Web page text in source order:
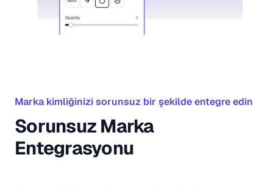
Marka kimliğinizi sorunsuz bir şekilde entegre edin
Sorunsuz Marka
Entegrasyonu